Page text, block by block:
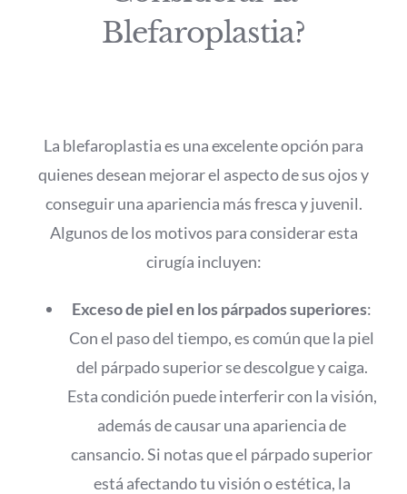
Blefaroplastia?
La blefaroplastia es una excelente opción para
quienes desean mejorar el aspecto de sus ojos y
conseguir una apariencia más fresca y juvenil.
Algunos de los motivos para considerar esta
cirugía incluyen:
Exceso de piel en los párpados superiores:
Con el paso del tiempo, es común que la piel
del párpado superior se descolgue y caiga.
Esta condición puede interferir con la visión,
además de causar una apariencia de
cansancio. Si notas que el párpado superior
está afectando tu visión o estética, la